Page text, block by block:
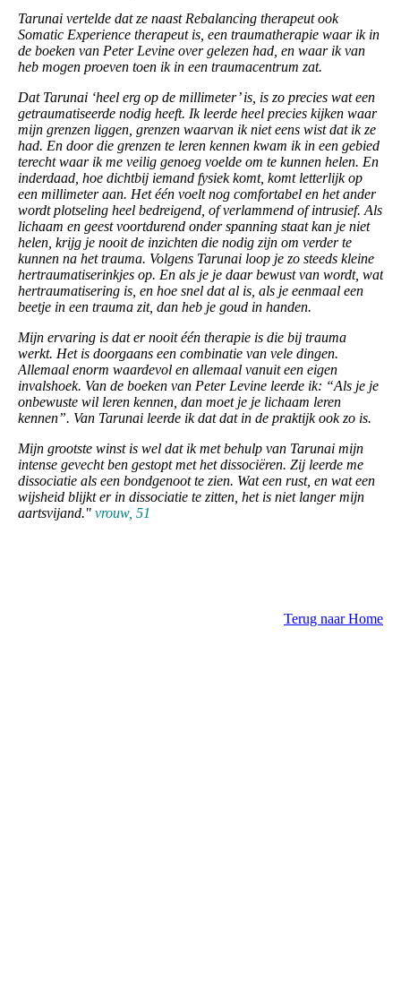
Tarunai vertelde dat ze naast Rebalancing therapeut ook
Somatic Experience therapeut is, een traumatherapie waar ik in
de boeken van Peter Levine over gelezen had, en waar ik van
heb mogen proeven toen ik in een traumacentrum zat.
Dat Tarunai ‘heel erg op de millimeter’ is, is zo precies wat een
getraumatiseerde nodig heeft. Ik leerde heel precies kijken waar
mijn grenzen liggen, grenzen waarvan ik niet eens wist dat ik ze
had. En door die grenzen te leren kennen kwam ik in een gebied
terecht waar ik me veilig genoeg voelde om te kunnen helen. En
inderdaad, hoe dichtbij iemand fysiek komt, komt letterlijk op
een millimeter aan. Het één voelt nog comfortabel en het ander
wordt plotseling heel bedreigend, of verlammend of intrusief. Als
lichaam en geest voortdurend onder spanning staat kan je niet
helen, krijg je nooit de inzichten die nodig zijn om verder te
kunnen na het trauma. Volgens Tarunai loop je zo steeds kleine
hertraumatiserinkjes op. En als je je daar bewust van wordt, wat
hertraumatisering is, en hoe snel dat al is, als je eenmaal een
beetje in een trauma zit, dan heb je goud in handen.
Mijn ervaring is dat er nooit één therapie is die bij trauma
werkt. Het is doorgaans een combinatie van vele dingen.
Allemaal enorm waardevol en allemaal vanuit een eigen
invalshoek. Van de boeken van Peter Levine leerde ik: “Als je je
onbewuste wil leren kennen, dan moet je je lichaam leren
kennen”. Van Tarunai leerde ik dat dat in de praktijk ook zo is.
Mijn grootste winst is wel dat ik met behulp van Tarunai mijn
intense gevecht ben gestopt met het dissociëren. Zij leerde me
dissociatie als een bondgenoot te zien. Wat een rust, en wat een
wijsheid blijkt er in dissociatie te zitten, het is niet langer mijn
aartsvijand." vrouw, 51
Terug naar Home